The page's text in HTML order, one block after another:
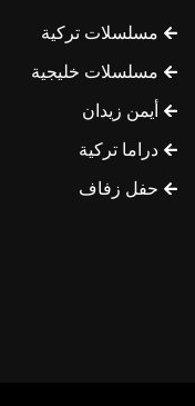
مسلسلات تركية
مسلسلات خليجية
أيمن زيدان
دراما تركية
حفل زفاف